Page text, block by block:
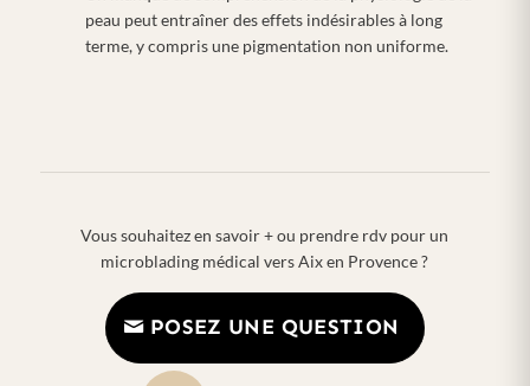
peau peut entraîner des effets indésirables à long
terme, y compris une pigmentation non uniforme.
Vous souhaitez en savoir + ou prendre rdv pour un
microblading médical vers Aix en Provence ?
POSEZ UNE QUESTION